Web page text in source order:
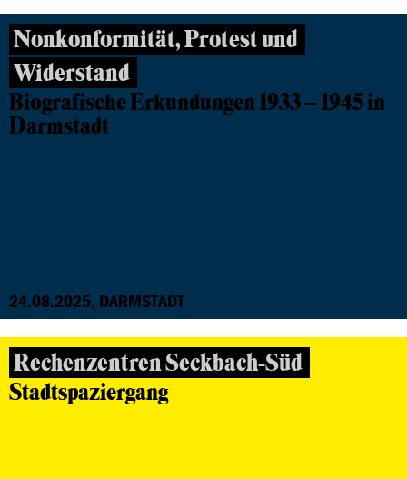
Nonkonformität, Protest und
Widerstand
Biografische Erkundungen 1933 – 1945 in
Darmstadt
24.08.2025, DARMSTADT
Rechenzentren Seckbach-Süd
Stadtspaziergang